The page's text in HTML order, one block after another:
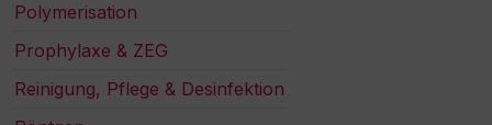
Polymerisation
Prophylaxe & ZEG
Reinigung, Pflege & Desinfektion